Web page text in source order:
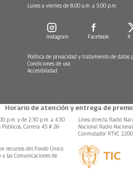
Lunes a viernes de 8:00 a.m. a 5:00 p.m.
Instagram Facebook X
Política de privacidad y tratamiento de datos
Condiciones de uso
Accesibilidad
Horario de atención y entrega de
p.m. y de 2:30 p.m. a 4:30
Públicos, Carrera 45 # 26-
Línea directa Radio
Nacional Radio
Conmutador RTVC
recursos del Fondo Único
las Comunicaciones de